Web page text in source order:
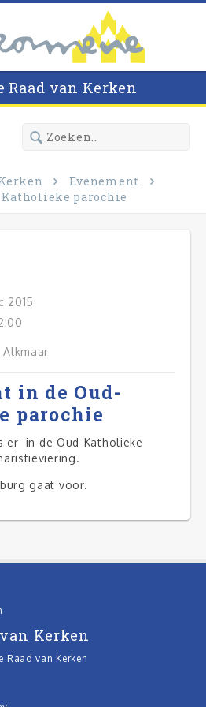
Raad van Kerken
Evenement
parochie
2015
Alkmaar
in de Oud-
parochie
er in de Oud-Katholieke
gaat voor.
Kerken
Raad van Kerken